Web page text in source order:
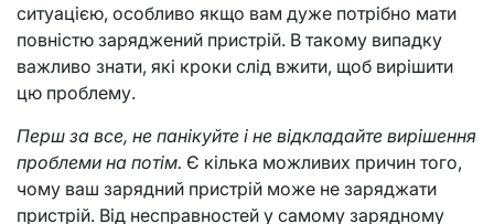
ситуацією, особливо якщо вам дуже потрібно мати
повністю заряджений пристрій. В такому випадку
важливо знати, які кроки слід вжити, щоб вирішити
цю проблему.
Перш за все, не панікуйте і не відкладайте вирішення
проблеми на потім. Є кілька можливих причин того,
чому ваш зарядний пристрій може не заряджати
пристрій. Від несправностей у самому зарядному